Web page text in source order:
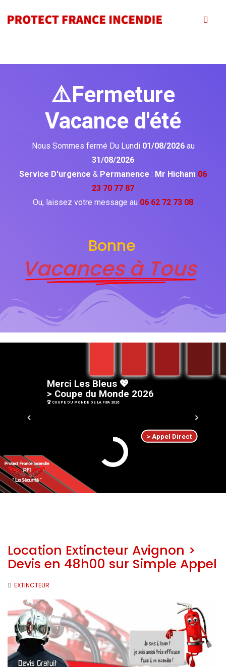
⚠️Fermeture
Vacance d'été
Nous Sommes fermé Du Lundi 01/08/2026 au
31/08/2026
Service D'urgence & Permanence : Mr Hicham 06
23 70 77 87
Ou, laissez votre message au 06 62 72 73 08
Bonne
Vacances à Tous
> Appel Direct
Merci Les B eus 💖
> Coupe du Monde 2026
🏆 COUPE DU MONDE DE LA FIFA 2026
Location Extincteur Avignon >
Devis en 48h00 sur Simple Appel
EXTINCTEUR